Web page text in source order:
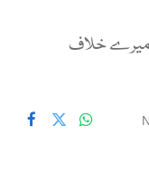
میرے خلاف